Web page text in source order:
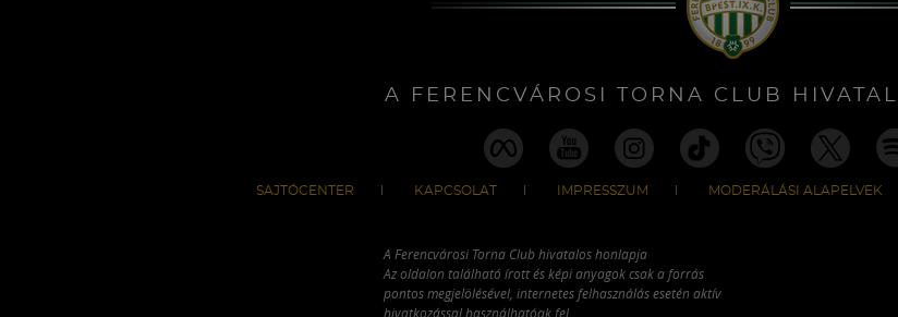
A FERENCVÁROSI TORNA CLUB
SAJTÓCENTER KAPCSOLAT IMPRESSZUM MODERÁLÁSI ALAPELVEK
A Ferencvárosi Torna Club hivatalos honlapja
Az oldalon található írott és képi anyagok csak a forrás
pontos megjelölésével, internetes felhasználás esetén aktív
hivatkozással használhatóak fel.